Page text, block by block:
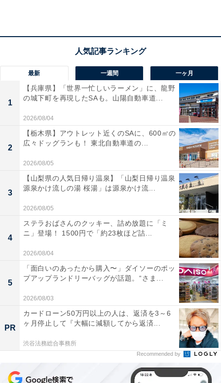
まず、道後エリアにあるシンボル的存在の「道後温泉本
館」は欠かせない。1894年（明治27年）に改築された当
時の姿は今もほぼ変わらず、趣ある外観の佇まいは思わ
ず写真を撮ってSNSでシェアしたくなる。スタジオジブ
リの人気作品『千と千尋の神隠し』に登場する「油屋」
のモデルにもなったとされる。
この道後温泉本館は2018年秋以降に約7年もの改修工事
に入る。工事期間中は部分休館となり、入浴できる予定
ではあるものの、今の道後温泉を訪れるなら今がチャン
スといえる。新たな温泉施設「道後温泉別館 飛鳥乃湯
（あすかのゆ）も、2017年9月にオープンした。
（参考）
道後温泉に別館「飛鳥乃湯泉」が誕生！飛鳥時代をイメ
ージした湯屋
最新 一週間 一ヶ月
1
【兵庫県】「世界一忙しいラーメン」に、龍野
の城下町を再現したSAも。山陽自動車道...
2026/08/04
2
【栃木県】アウトレット近くのSAに、600㎡の
広々ドッグランも！ 東北自動車道の...
2026/08/05
3
【山梨県の人気日帰り温泉】「山梨日帰り温泉
源泉かけ流しの湯 桜湯」は源泉かけ流...
2026/08/05
4
ステラおばさんのクッキー、詰め放題に「ミ
ニ」登場！ 1500円で「約23枚ほど詰...
2026/08/04
5
「面白いのあったから購入〜」ダイソーのポッ
プアップランドリーバッグが話題。“さま...
2026/08/03
PR
カードローン50万円以上の人は、返済を3～6
ヶ月停止して『大幅に減額してから返済...
渋谷法務総合事務所
Recommended by